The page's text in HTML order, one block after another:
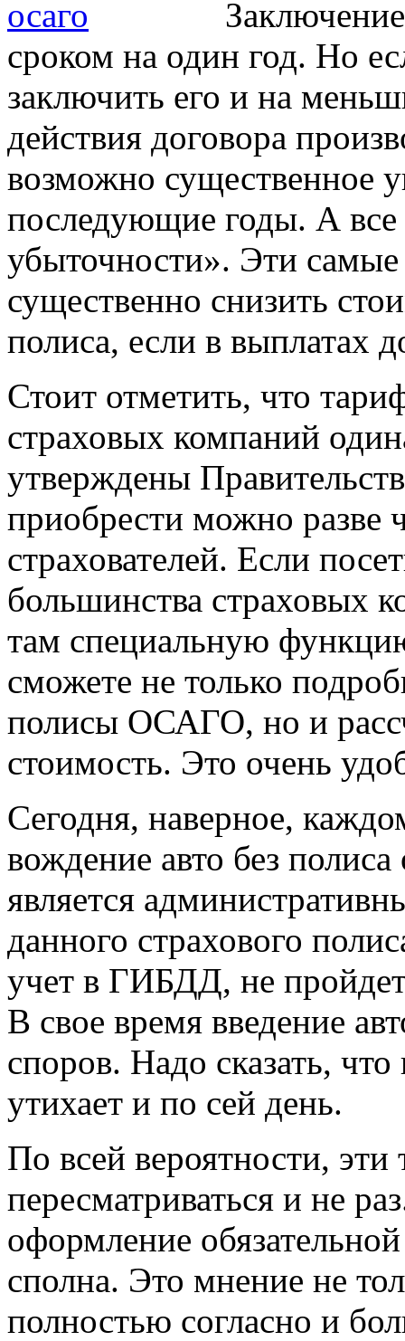
сроком на один год. Но
заключить его и на
действия договора
возможно существенное
последующие годы. А все
убыточности». Эти
существенно снизить
полиса, если в выплатах
Стоит отметить, что
страховых компаний
утверждены
приобрести можно разве
страхователей. Если
большинства страховых
там специальную
сможете не только
полисы ОСАГО, но и
стоимость. Это очень
Сегодня, наверное,
вождение авто без полиса
является
данного страхового
учет в ГИБДД, не
В свое время введение
споров. Надо сказать,
утихает и по сей день.
По всей вероятности,
пересматриваться и не
оформление
сполна. Это мнение не
полностью согласно и